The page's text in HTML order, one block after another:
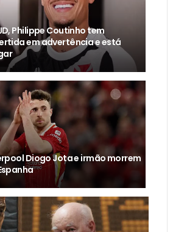
Philippe Coutinho tem
em advertência e está
Diogo Jota e irmão morrem